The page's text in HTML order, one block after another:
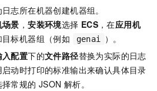
志所在机器创建机器组。
场景 ，安装环境选择 ECS ，在应用机
标机器组（例如 genai
）。
入配置下的文件路径替换为实际的日志
动时打印的标准输出来确认具体目录
常规的 JSON 解析。